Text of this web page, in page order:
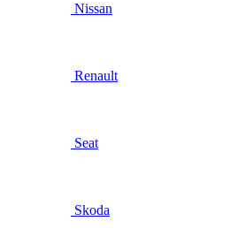
Nissan
Renault
Seat
Skoda